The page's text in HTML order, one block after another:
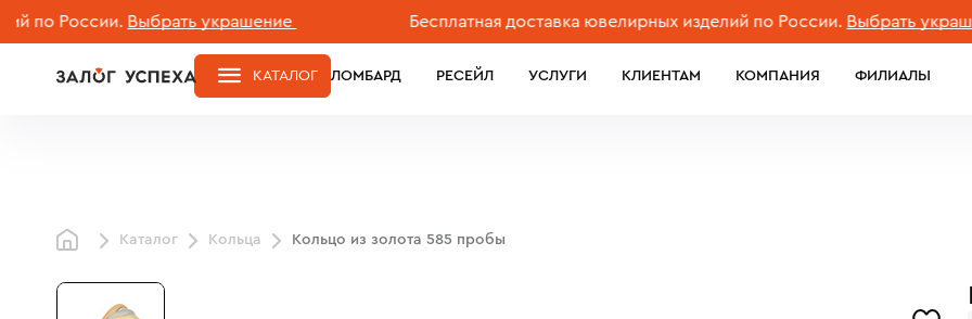
России. Выбрать украшение Бесплатная доставка ювелирных изделий по России. Выбрать украшение
ЛОМБАРД РЕСЕЙЛ УСЛУГИ КЛИЕНТАМ КОМПАНИЯ ФИЛИАЛЫ
КАТАЛОГ
Каталог Кольца Кольцо из золота 585 пробы